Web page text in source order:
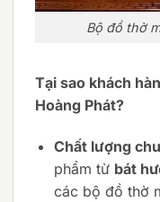
Bộ đồ thờ
Tại sao khách
Hoàng Phát?
Chất lượng
phẩm từ bát
các bộ đồ thờ